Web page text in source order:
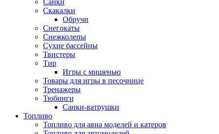
Санки
Скакалки
Обручи
Снегокаты
Снежколепы
Сухие бассейны
Твистеры
Тир
Игры с мишенью
Товары для игры в песочнице
Тренажеры
Тюбинги
Санки-ватрушки
Топливо
Топливо для авиа моделей и катеров